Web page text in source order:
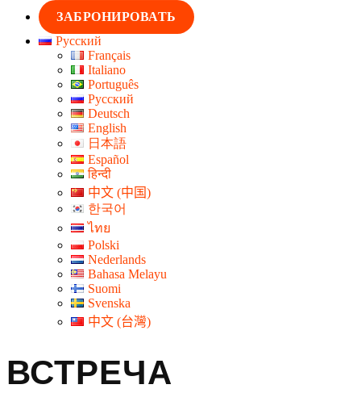
ЗАБРОНИРОВАТЬ
Русский
Français
Italiano
Português
Русский
Deutsch
English
日本語
Español
हिन्दी
中文 (中国)
한국어
ไทย
Polski
Nederlands
Bahasa Melayu
Suomi
Svenska
中文 (台灣)
ВСТРЕЧА